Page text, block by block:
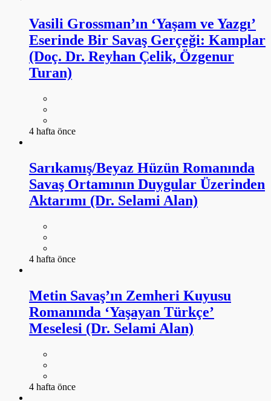
Vasili Grossman’ın ‘Yaşam ve Yazgı’
Eserinde Bir Savaş Gerçeği: Kamplar
(Doç. Dr. Reyhan Çelik, Özgenur
Turan)
4 hafta önce
Sarıkamış/Beyaz Hüzün Romanında
Savaş Ortamının Duygular Üzerinden
Aktarımı (Dr. Selami Alan)
4 hafta önce
Metin Savaş’ın Zemheri Kuyusu
Romanında ‘Yaşayan Türkçe’
Meselesi (Dr. Selami Alan)
4 hafta önce